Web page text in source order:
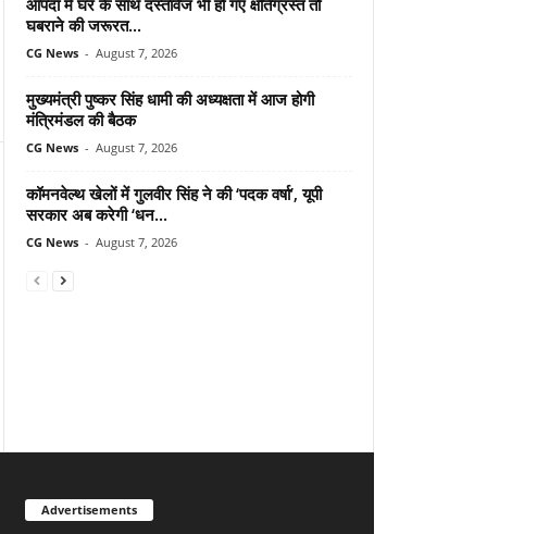
घबराने की जरूरत...
CG News - August 7, 2026
मुख्यमंत्री पुष्कर सिंह धामी की अध्यक्षता में आज होगी
मंत्रिमंडल की बैठक
CG News - August 7, 2026
कॉमनवेल्थ खेलों में गुलवीर सिंह ने की ‘पदक वर्षा’, यूपी
सरकार अब करेगी ‘धन...
CG News - August 7, 2026
Advertisements